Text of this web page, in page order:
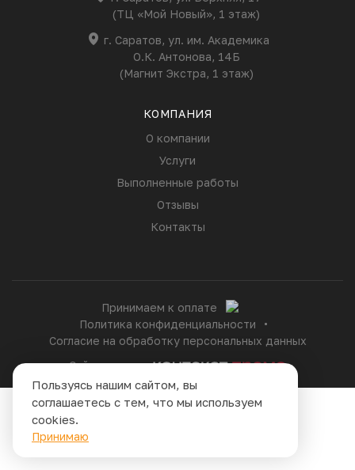
(ТЦ «Мой Новый», 1 этаж)
г. Саратов, ул. им. Академика
О.К. Антонова, 14Б
(Магнит Экстра, 1 этаж)
КОМПАНИЯ
О компании
Услуги
Выполненные работы
Отзывы
Контакты
Принимаем к оплате
Политика конфиденциальности
Согласие на обработку персональных данных
Сайт сделан в
Пользуясь нашим сайтом, вы
соглашаетесь с тем, что мы используем
cookies.
Принимаю